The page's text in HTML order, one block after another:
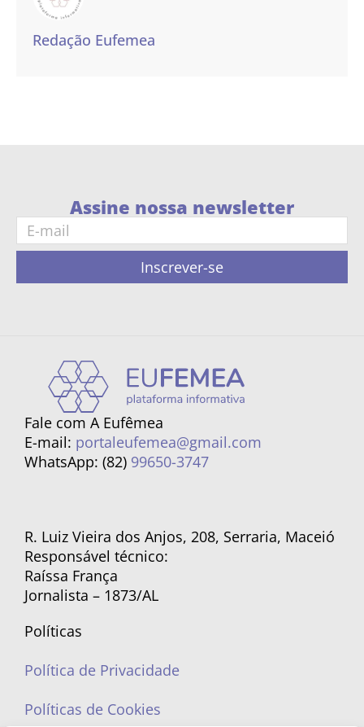
Redação Eufemea
Assine nossa newsletter
Inscrever-se
Fale com A Eufêmea
E-mail: portaleufemea@gmail.com
WhatsApp: (82) 99650-3747
R. Luiz Vieira dos Anjos, 208, Serraria, Maceió
Responsável técnico:
Raíssa França
Jornalista – 1873/AL
Políticas
Política de Privacidade
Políticas de Cookies